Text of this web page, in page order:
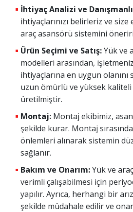
İhtiyaç Analizi ve
ihtiyaçlarınızı belirleriz ve
araç asansörü sistemini
Ürün Seçimi ve Satış:Yük ve
modelleri arasından,
ihtiyaçlarına en uygun
uzun ömürlü ve yüksek
üretilmiştir.
Montaj: Montaj ekibimiz,
şekilde kurar. Montaj
önlemleri alınarak sistemin
sağlanır.
Bakım ve Onarım:Yük ve
verimli çalışabilmesi için
yapılır. Ayrıca, herhangi bir
şekilde müdahale edilir ve